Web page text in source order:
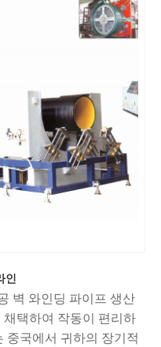
벽 와인딩 파이프 생산
택하여 작동이 편리하
중국에서 귀하의 장기적